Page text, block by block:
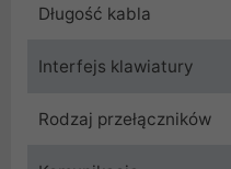
Długość kabla
Interfejs klawiatury
Rodzaj przełączników